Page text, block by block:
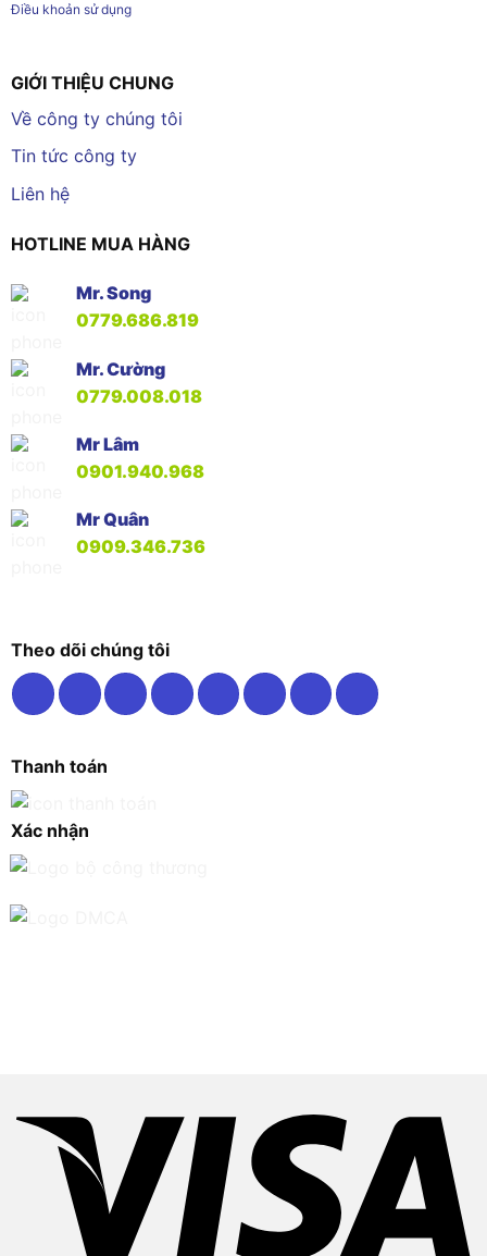
Điều khoản sử dụng
GIỚI THIỆU CHUNG
Về công ty chúng tôi
Tin tức công ty
Liên hệ
HOTLINE MUA HÀNG
Mr. Song
0779.686.819
Mr. Cường
0779.008.018
Mr Lâm
0901.940.968
Mr Quân
0909.346.736
Theo dõi chúng tôi
Thanh toán
Xác nhận